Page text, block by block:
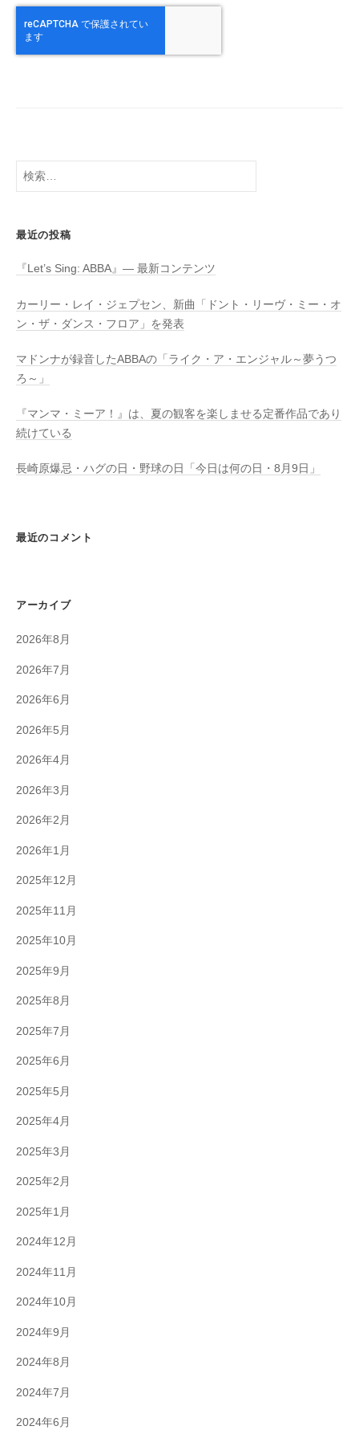
検
最近の投稿
『Let’s Sing: ABBA』― 最新コンテンツ
カーリー・レイ・ジェプセン、新曲「ドント・リーヴ・ミー・オ
ン・ザ・ダンス・フロア」を発表
マドンナが録音したABBAの「ライク・ア・エンジャル～夢うつ
ろ～」
『マンマ・ミーア！』は、夏の観客を楽しませる定番作品であり
続けている
長崎原爆忌・ハグの日・野球の日「今日は何の日・8月9日」
最近のコメント
アーカイブ
2026年8月
2026年7月
2026年6月
2026年5月
2026年4月
2026年3月
2026年2月
2026年1月
2025年12月
2025年11月
2025年10月
2025年9月
2025年8月
2025年7月
2025年6月
2025年5月
2025年4月
2025年3月
2025年2月
2025年1月
2024年12月
2024年11月
2024年10月
2024年9月
2024年8月
2024年7月
2024年6月